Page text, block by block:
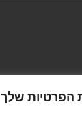
הפרטיות שלך